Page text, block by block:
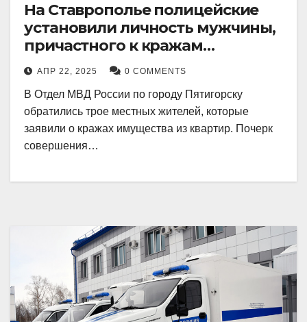
На Ставрополье полицейские
установили личность мужчины,
причастного к кражам
имущества из квартир в
Пятигорске
АПР 22, 2025 0 COMMENTS
В Отдел МВД России по городу Пятигорску
обратились трое местных жителей, которые
заявили о кражах имущества из квартир. Почерк
совершения…